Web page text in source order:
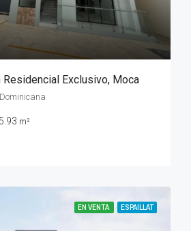
Exclusivo, Moca
m²
EN VENTA ESPAILLAT